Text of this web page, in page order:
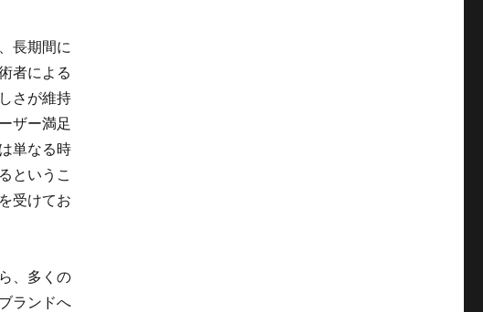
長期間に
者による
さが維持
ザー満足
単なる時
というこ
受けてお
、多くの
ランドへ